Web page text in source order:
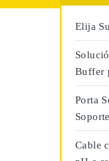
Elija
Buffer
Porta
Soporte
Cable